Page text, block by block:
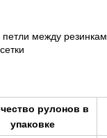
петли между
рулонов в
упаковке